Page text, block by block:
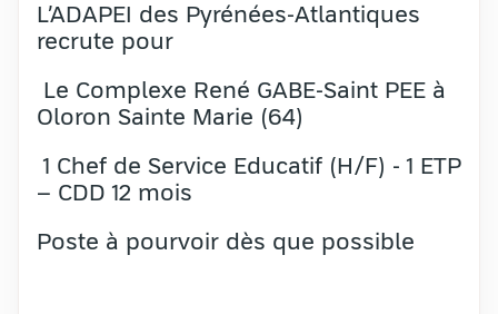
L’ADAPEI des Pyrénées-Atlantiques
recrute pour
Le Complexe René GABE-Saint PEE à
Oloron Sainte Marie (64)
1 Chef de Service Educatif (H/F) - 1 ETP
– CDD 12 mois
Poste à pourvoir dès que possible